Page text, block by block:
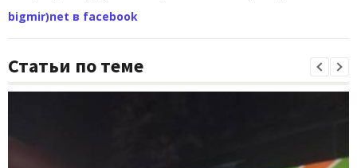
bigmir)net в facebook
Статьи по теме